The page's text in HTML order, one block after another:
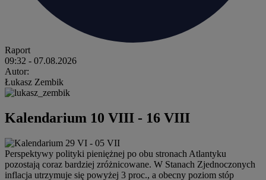
Raport
09:32 - 07.08.2026
Autor:
Łukasz Zembik
Kalendarium 10 VIII - 16 VIII
Perspektywy polityki pieniężnej po obu stronach Atlantyku
pozostają coraz bardziej zróżnicowane. W Stanach Zjednoczonych
inflacja utrzymuje się powyżej 3 proc., a obecny poziom stóp